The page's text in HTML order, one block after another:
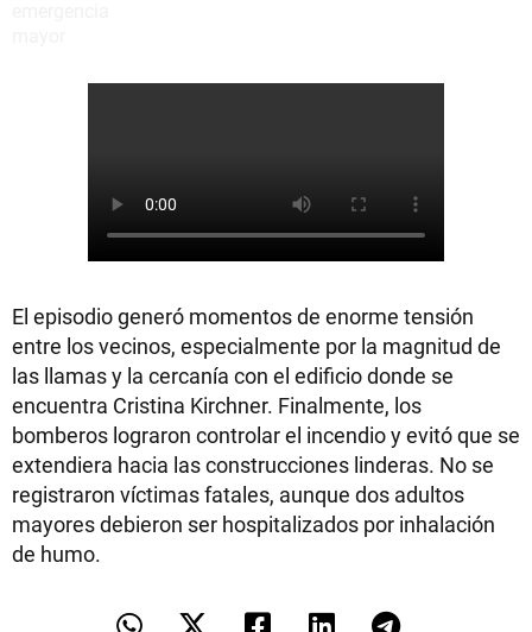
El episodio generó momentos de enorme tensión
entre los vecinos, especialmente por la magnitud de
las llamas y la cercanía con el edificio donde se
encuentra Cristina Kirchner. Finalmente, los
bomberos lograron controlar el incendio y evitó que se
extendiera hacia las construcciones linderas. No se
registraron víctimas fatales, aunque dos adultos
mayores debieron ser hospitalizados por inhalación
de humo.